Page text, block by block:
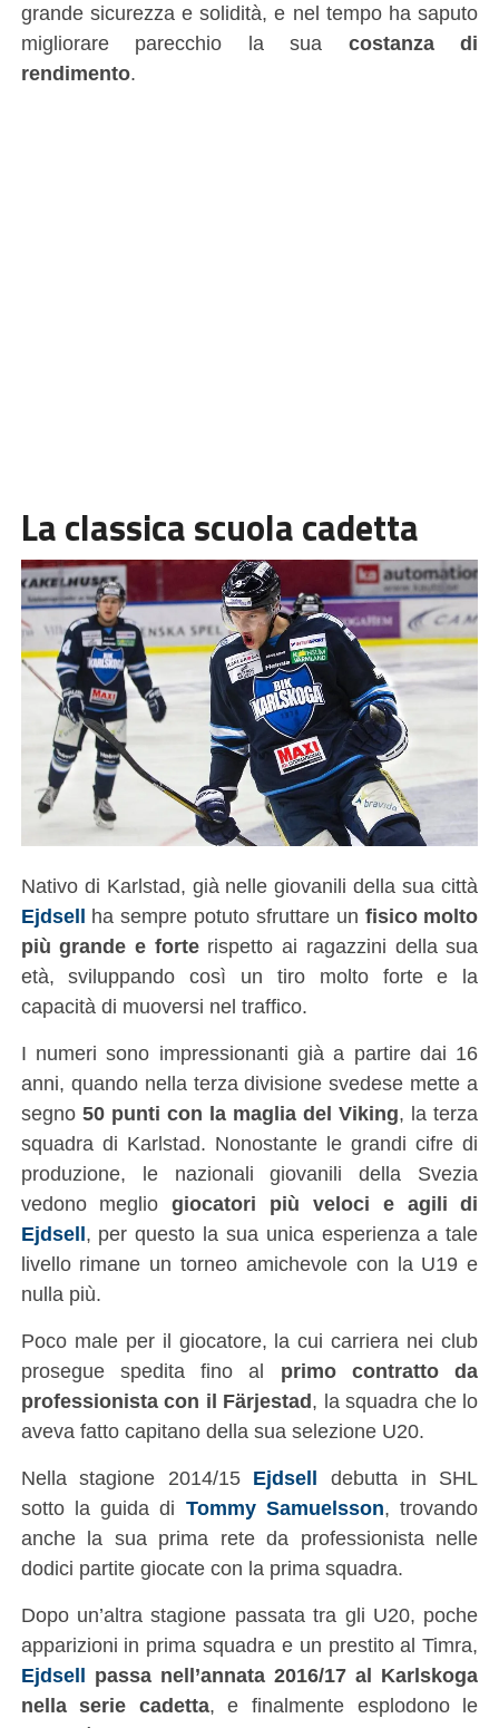
grande sicurezza e solidità, e nel tempo ha saputo
migliorare parecchio la sua costanza di
rendimento.
La classica scuola cadetta
Nativo di Karlstad, già nelle giovanili della sua città
Ejdsell ha sempre potuto sfruttare un fisico molto
più grande e forterispetto ai ragazzini della sua
età, sviluppando così un tiro molto forte e la
capacità di muoversi nel traffico.
I numeri sono impressionanti già a partire dai 16
anni, quando nella terza divisione svedese mette a
segno 50 punti con la maglia del Viking, la terza
squadra di Karlstad. Nonostante le grandi cifre di
produzione, le nazionali giovanili della Svezia
vedono megliogiocatori più veloci e agili di
Ejdsell, per questo la sua unica esperienza a tale
livello rimane un torneo amichevole con la U19 e
nulla più.
Poco male per il giocatore, la cui carriera nei club
prosegue spedita fino al primo contratto da
professionista con il Färjestad, la squadra che lo
aveva fatto capitano della sua selezione U20.
Nella stagione 2014/15 Ejdsell debutta in SHL
sotto la guida di Tommy Samuelsson, trovando
anche la sua prima rete da professionista nelle
dodici partite giocate con la prima squadra.
Dopo un’altra stagione passata tra gli U20, poche
apparizioni in prima squadra e un prestito al Timra,
Ejdsell passa nell’annata 2016/17 al Karlskoga
nella serie cadetta, e finalmente esplodono le